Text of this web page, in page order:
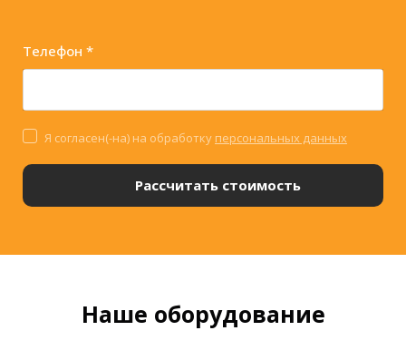
Телефон *
Рассчитать стоимость
Я согласен(-на) на обработку персональных данных
Наше оборудование